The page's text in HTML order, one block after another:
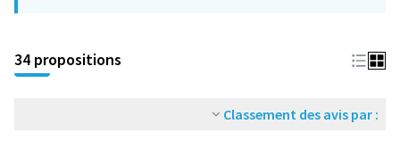
34 propositions
Classement des avis par :